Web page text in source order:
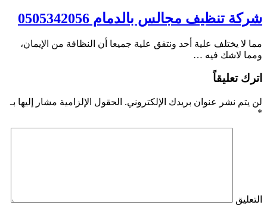
شركة تنظيف مجالس بالدمام 0505342056
مما لا يختلف علية أحد ونتفق علية جميعا أن النظافة من الإيمان،
ومما لاشك فيه …
اترك تعليقاً
لن يتم نشر عنوان بريدك الإلكتروني. الحقول الإلزامية مشار إليها بـ
*
التعليق